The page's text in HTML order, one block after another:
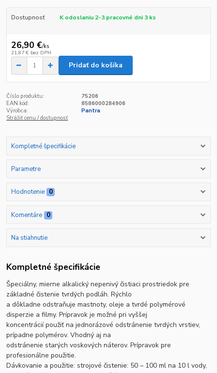
Dostupnosť K odoslaniu 2-3 pracovné dni 3 ks
26,90 €/ks
21,87 € bez DPH
Pridať do košíka
Číslo produktu:
75206
EAN kód:
8586000284906
Výrobca:
Pantra
Strážiť cenu / dostupnosť
Kompletné špecifikácie
Parametre
Hodnotenie 0
Komentáre 0
Na stiahnutie
Kompletné špecifikácie
Špeciálny, mierne alkalický nepenivý čistiaci prostriedok pre
základné čistenie tvrdých podláh. Rýchlo
a dôkladne odstraňuje mastnoty, oleje a tvrdé polymérové
disperzie a filmy. Prípravok je možné pri vyššej
koncentrácií použiť na jednorázové odstránenie tvrdých vrstiev,
prípadne polymérov. Vhodný aj na
odstránenie starých voskových náterov. Prípravok pre
profesionálne použitie.
Dávkovanie a použitie: strojové čistenie: 50 – 100 ml na 10 l vody,